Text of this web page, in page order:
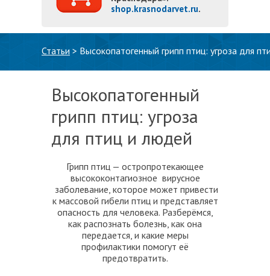
shop.krasnodarvet.ru.
Статьи > Высокопатогенный грипп птиц: угроза для
Высокопатогенный
грипп птиц: угроза
для птиц и людей
Грипп птиц — остропротекающее
высококонтагиозное вирусное
заболевание, которое может привести
к массовой гибели птиц и представляет
опасность для человека. Разберёмся,
как распознать болезнь, как она
передается, и какие меры
профилактики помогут её
предотвратить.